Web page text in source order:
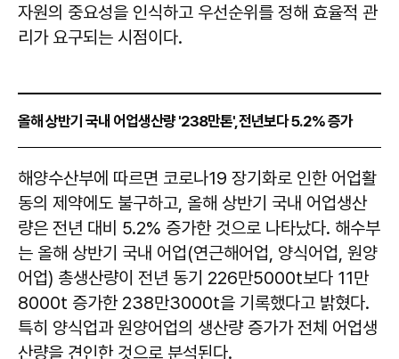
자원의 중요성을 인식하고 우선순위를 정해 효율적 관
리가 요구되는 시점이다.
올해 상반기 국내 어업생산량 '238만톤', 전년보다 5.2% 증가
해양수산부에 따르면 코로나19 장기화로 인한 어업활
동의 제약에도 불구하고, 올해 상반기 국내 어업생산
량은 전년 대비 5.2% 증가한 것으로 나타났다. 해수부
는 올해 상반기 국내 어업(연근해어업, 양식어업, 원양
어업) 총생산량이 전년 동기 226만5000t보다 11만
8000t 증가한 238만3000t을 기록했다고 밝혔다.
특히 양식업과 원양어업의 생산량 증가가 전체 어업생
산량을 견인한 것으로 분석된다.